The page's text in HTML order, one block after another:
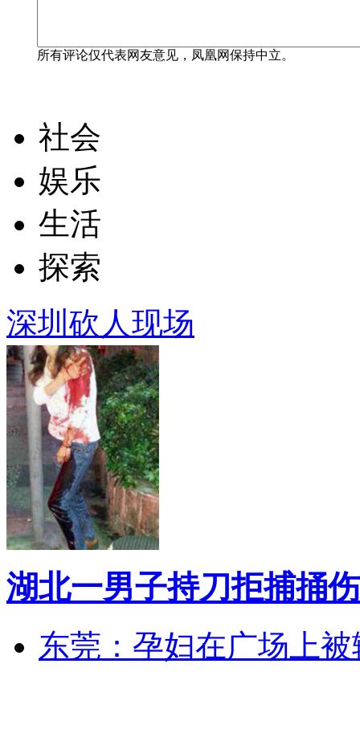
所有评论仅代表网友意见，凤凰网保持中立。
社会
娱乐
生活
探索
深圳砍人现场
湖北一男子持刀拒捕捅
东莞：孕妇在广场上